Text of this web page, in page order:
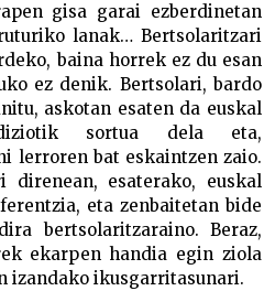
gisa garai ezberdinetan
lanak… Bertsolaritzari
baina horrek ez du esan
ez denik. Bertsolari, bardo
askotan esaten da euskal
sortua dela eta,
lerroren bat eskaintzen zaio.
direnean, esaterako, euskal
eta zenbaitetan bide
bertsolaritzaraino. Beraz,
ekarpen handia egin ziola
izandako ikusgarritasunari.